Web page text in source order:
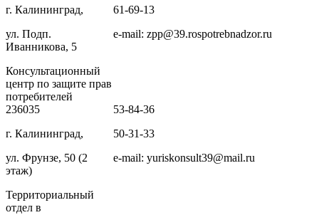
г. Калининград,
ул. Подп.
Иванникова, 5
61-69-13
e-mail: zpp@39.rospotrebnadzor.ru
Консультационный
центр по защите прав
потребителей
236035
г. Калининград,
ул. Фрунзе, 50 (2
этаж)
53-84-36
50-31-33
e-mail: yuriskonsult39@mail.ru
Территориальный
отдел в